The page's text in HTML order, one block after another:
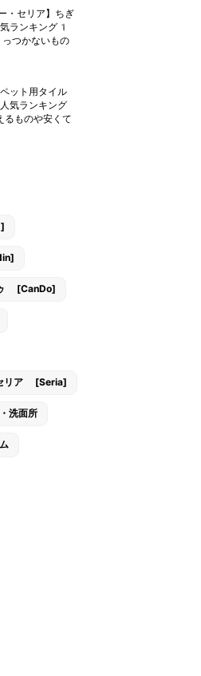
セリア】ちぎ
ランキング1
つかないもの
ット用タイル
気ランキング
ものや安くて
[CanDo]
リア [Seria]
洗面所